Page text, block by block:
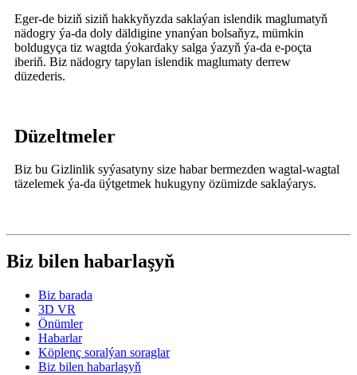
Eger-de biziň siziň hakkyňyzda saklaýan islendik maglumatyň
nädogry ýa-da doly däldigine ynanýan bolsaňyz, mümkin
boldugyça tiz wagtda ýokardaky salga ýazyň ýa-da e-poçta
iberiň. Biz nädogry tapylan islendik maglumaty derrew
düzederis.
Düzeltmeler
Biz bu Gizlinlik syýasatyny size habar bermezden wagtal-wagtal
täzelemek ýa-da üýtgetmek hukugyny özümizde saklaýarys.
Biz bilen habarlaşyň
Biz barada
3D VR
Önümler
Habarlar
Köplenç soralýan soraglar
Biz bilen habarlaşyň